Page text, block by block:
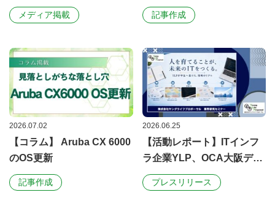
ました！
メディア掲載
移行手順と、OSが起動しな
い場合の対処事例
記事作成
2026.07.02
【コラム】 Aruba CX 6000
のOS更新
記事作成
2026.06.25
【活動レポート】ITインフ
ラ企業YLP、OCA大阪デザ
イン＆テクノロジー専門学
校の「業界研究セミナー」
プレスリリース